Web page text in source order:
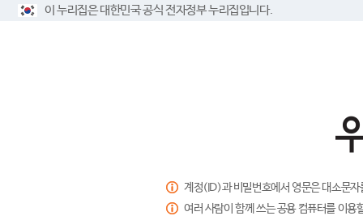
이 누리집은 대한민국 공식 전자정부 누리집입니다.
계정(ID)과 비밀번호에서 영문은 대소문
여러 사람이 함께 쓰는 공용 컴퓨터를 이